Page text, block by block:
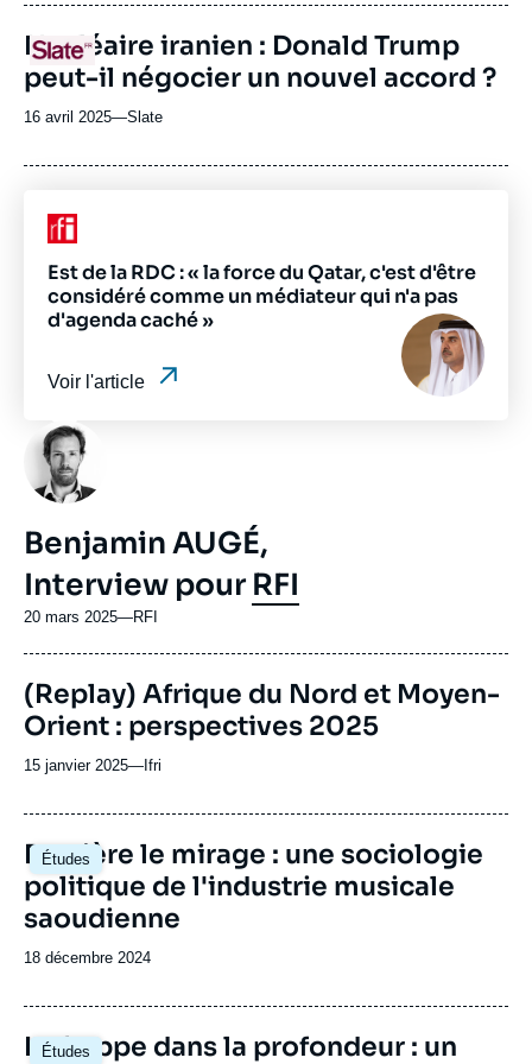
journal,
ou
émission
Logo
URL
de
Spotify
Nucléaire iranien : Donald Trump
peut-il négocier un nouvel accord ?
16 avril 2025—Nom
journal,
Slate
Logo
Est de la RDC : « la force du Qatar, c'est d'être
considéré comme un médiateur qui n'a pas
d'agenda caché »
Voir l'article
Image
principale
médiatique
Photo
Benjamin AUGÉ,
Interview pour RFI
20 mars 2025—Nom
revue
émission
RFI
(Replay) Afrique du Nord et Moyen-
Orient : perspectives 2025
15 janvier 2025— Nom
journal,
ou
émission
Ifri
Études
Image
principale
Derrière le mirage : une sociologie
politique de l'industrie musicale
saoudienne
Date
publication
18 décembre 2024
Études
Image
principale
La frappe dans la profondeur : un